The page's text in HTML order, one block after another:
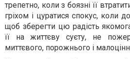
трепетно, коли з боязні її
гріхом і цуратися спокус, коли
щоб зберегти цю радість
її на життєву суєту, не
миттєвого, порожнього і